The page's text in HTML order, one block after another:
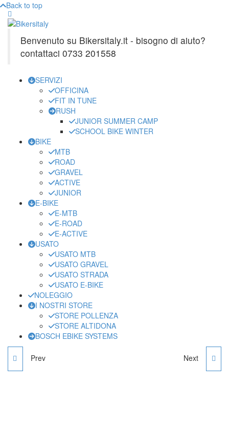
Back to top
Benvenuto su Bikersitaly.it - bisogno di aiuto?
contattaci 0733 201558
SERVIZI
OFFICINA
FIT IN TUNE
RUSH
JUNIOR SUMMER CAMP
SCHOOL BIKE WINTER
BIKE
MTB
ROAD
GRAVEL
ACTIVE
JUNIOR
E-BIKE
E-MTB
E-ROAD
E-ACTIVE
USATO
USATO MTB
USATO GRAVEL
USATO STRADA
USATO E-BIKE
NOLEGGIO
I NOSTRI STORE
STORE POLLENZA
STORE ALTIDONA
BOSCH EBIKE SYSTEMS
Prev SPECIALIZED EPIC S-
Next